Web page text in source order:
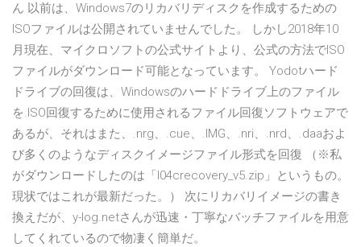
ん 以前は、Windows7のリカバリディスクを作成するための
ISOファイルは公開されていませんでした。 しかし2018年10
月現在、マイクロソフトの公式サイトより、公式の方法でISO
ファイルがダウンロード可能となっています。 Yodotハード
ドライブの回復は、Windowsのハードドライブ上のファイル
を.ISO回復するために使用されるファイル回復ソフトウェアで
あるが、それはまた、.nrg、.cue、.IMG、.nri、.nrd、.daaおよ
び多くのようなディスクイメージファイル形式を回復 （※私
がダウンロードしたのは「l04crecovery_v5.zip」というもの。
現状ではこれが最新だった。） 次にリカバリイメージの書き
換えだが、y-log.netさんが迅速・丁寧なバッチファイルを用意
してくれているので物凄く簡単だ。